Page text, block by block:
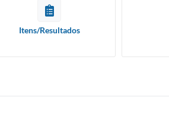
Itens/Resultados